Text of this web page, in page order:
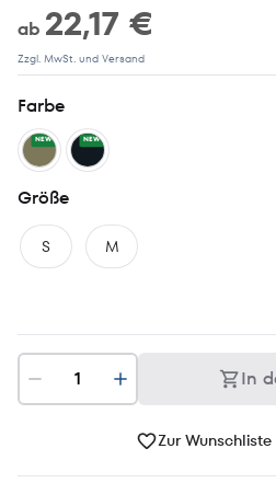
ab 22,17 €
Zzgl. MwSt. und Versand
Farbe
NEW NEW
Größe
S M
In
Zur